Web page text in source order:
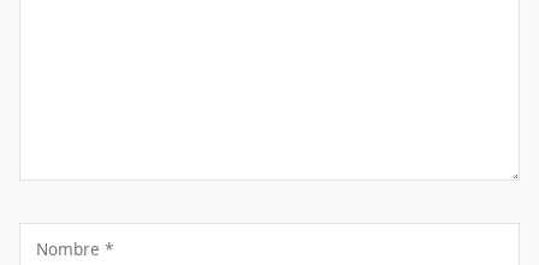
Nombre